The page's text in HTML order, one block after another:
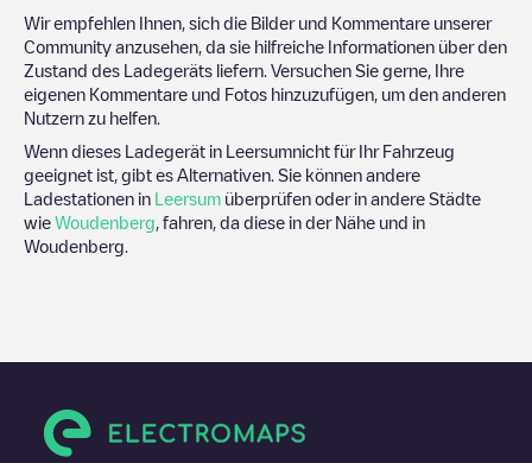
Wir empfehlen Ihnen, sich die Bilder und Kommentare unserer
Community anzusehen, da sie hilfreiche Informationen über den
Zustand des Ladegeräts liefern. Versuchen Sie gerne, Ihre
eigenen Kommentare und Fotos hinzuzufügen, um den anderen
Nutzern zu helfen.
Wenn dieses Ladegerät in Leersumnicht für Ihr Fahrzeug
geeignet ist, gibt es Alternativen. Sie können andere
Ladestationen in Leersum überprüfen oder in andere Städte
wie Woudenberg , fahren, da diese in der Nähe und in
Woudenberg